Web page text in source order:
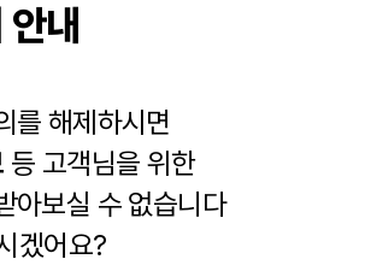
내
를 해제하시면
등 고객님을 위한
아보실 수 없습니다
겠어요?